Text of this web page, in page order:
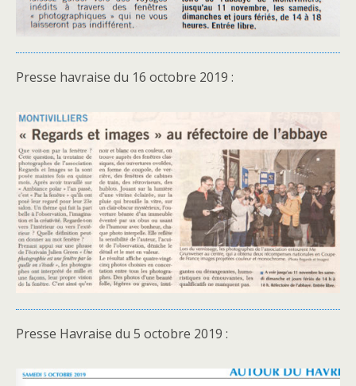
Presse havraise du 16 octobre 2019 :
Presse Havraise du 5 octobre 2019 :